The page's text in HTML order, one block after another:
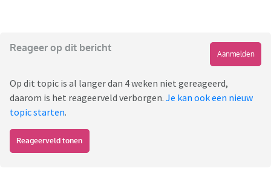
Reageer op dit bericht
Aanmelden
Op dit topic is al langer dan 4 weken niet gereageerd,
daarom is het reageerveld verborgen. Je kan ook een nieuw
topic starten.
Reageerveld tonen